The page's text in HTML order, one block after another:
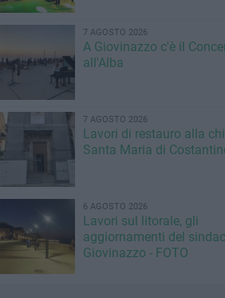
7 AGOSTO 2026
A Giovinazzo c'è il
all'Alba
7 AGOSTO 2026
Lavori di restauro alla
Santa Maria di
6 AGOSTO 2026
Lavori sul litorale, gli
aggiornamenti del
Giovinazzo - FOTO